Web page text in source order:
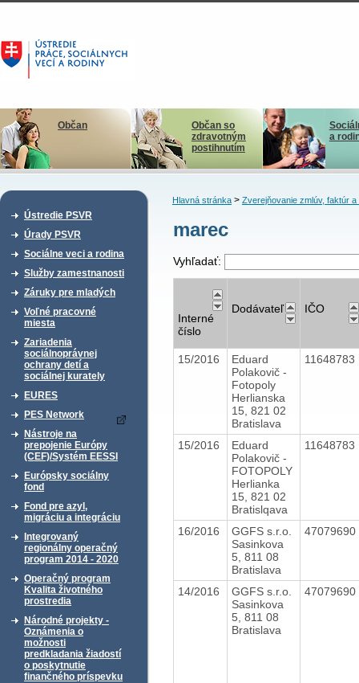
Občan
Občan so
zdravotným
postihnutím
a
Ústredie PSVR
Úrady PSVR
Sociálne veci a rodina
Služby zamestnanosti
Záruky pre mladých
Voľné pracovné
miesta
Zariadenia
sociálnoprávnej
ochrany detí a
sociálnej kurately
EURES
PES Network
Nástroje na
prepojenie Európy
(CEF)/Systém EESSI
Európsky sociálny
fond
Fond pre azyl,
migráciu a integráciu
Integrovaný
regionálny operačný
program 2014 - 2020
Operačný program
Kvalita životného
prostredia
Národné projekty -
Oznámenia o
možnosti
predkladania žiadostí
o poskytnutie
finančného príspevku
Hlavná stránka> Zverejňovanie zmlúv, faktúr a
marec
Vyhľadať:
Interné
číslo
Dodávateľ IČO
15/2016
Eduard
Polakovič -
Fotopoly
Herlianska
15, 821 02
Bratislava
11648783
15/2016
Eduard
Polakovič -
FOTOPOLY
Herlianka
15, 821 02
Bratislqava
11648783
16/2016
GGFS s.r.o.
Sasinkova
5, 811 08
Bratislava
47079690
14/2016
GGFS s.r.o.
Sasinkova
5, 811 08
Bratislava
47079690